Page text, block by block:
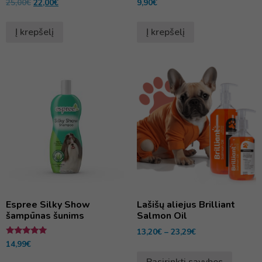
25,00€ 22,00€
Į krepšelį
9,90€
Į krepšelį
Espree Silky Show
šampūnas šunims
Įvertinimas:
5.00
14,99€
Lašišų aliejus Brilliant
Salmon Oil
13,20€ – 23,29€